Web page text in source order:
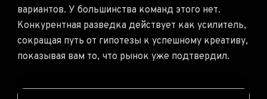
вариантов. У большинства команд этого нет.
Конкурентная разведка действует как усилитель,
сокращая путь от гипотезы к успешному креативу,
показывая вам то, что рынок уже подтвердил.